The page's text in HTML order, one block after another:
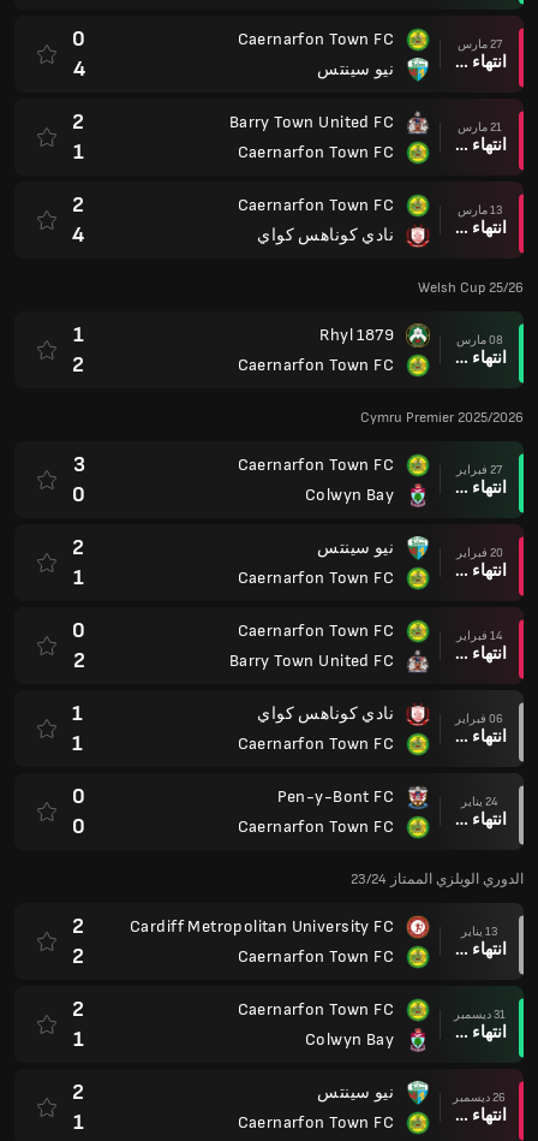
27 مارس
انتهاء وقت المباراة
Caernarfon Town FC
نيو سينتس
0
4
21 مارس
انتهاء وقت المباراة
Barry Town United FC
Caernarfon Town FC
2
1
13 مارس
انتهاء وقت المباراة
Caernarfon Town FC
نادي كوناهس كواي
2
4
Welsh Cup 25/26
08 مارس
انتهاء وقت المباراة
Rhyl 1879
Caernarfon Town FC
1
2
Cymru Premier 2025/2026
27 فبراير
انتهاء وقت المباراة
Caernarfon Town FC
Colwyn Bay
3
0
20 فبراير
انتهاء وقت المباراة
نيو سينتس
Caernarfon Town FC
2
1
14 فبراير
انتهاء وقت المباراة
Caernarfon Town FC
Barry Town United FC
0
2
06 فبراير
انتهاء وقت المباراة
نادي كوناهس كواي
Caernarfon Town FC
1
1
24 يناير
انتهاء وقت المباراة
Pen-y-Bont FC
Caernarfon Town FC
0
0
الدوري الويلزي الممتاز 23/24
13 يناير
انتهاء وقت المباراة
Cardiff Metropolitan University FC
Caernarfon Town FC
2
2
31 ديسمبر
انتهاء وقت المباراة
Caernarfon Town FC
Colwyn Bay
2
1
26 ديسمبر
انتهاء وقت المباراة
نيو سينتس
Caernarfon Town FC
2
1